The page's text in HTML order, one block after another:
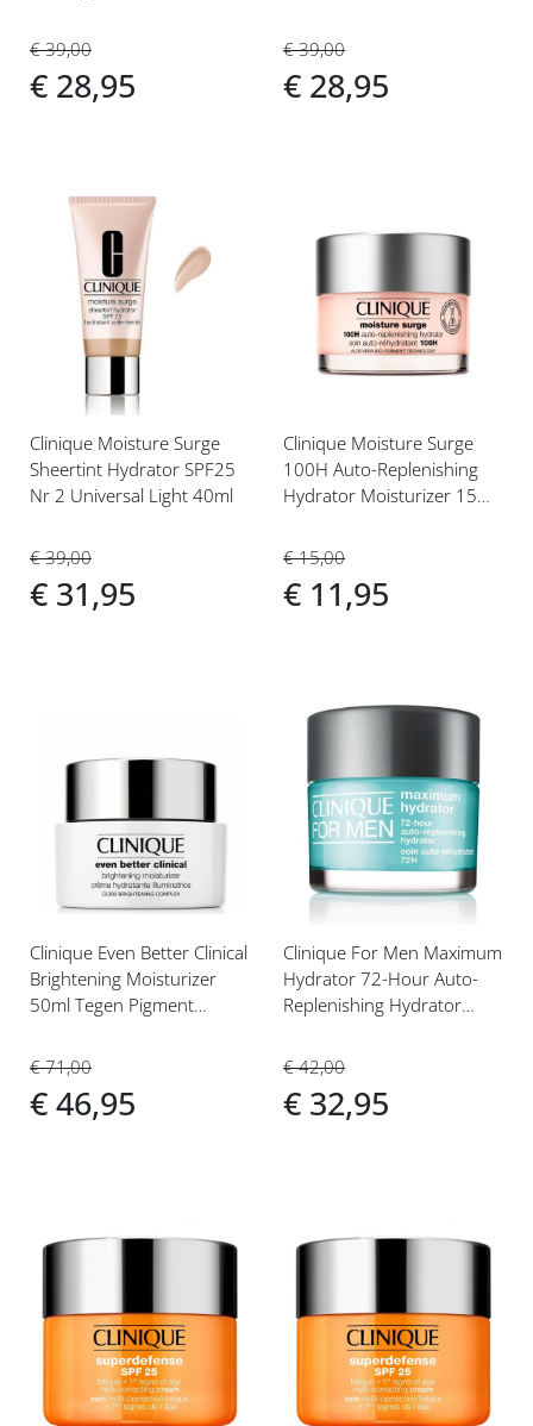
€ 39,00
€ 28,95
€ 39,00
€ 28,95
Voeg
toe
aan
verlanglijst
Clinique Moisture Surge
Sheertint Hydrator SPF25
Nr 2 Universal Light 40ml
€ 39,00
€ 31,95
aan
verlanglijst
Clinique Moisture Surge
100H Auto-Replenishing
Hydrator Moisturizer 15ml
€ 15,00
€ 11,95
Voeg
verlanglijst
Clinique Even Better Clinical
Brightening Moisturizer
50ml Tegen Pigment
€ 71,00
€ 46,95
toe
aan
verlanglijst
Clinique For Men Maximum
Hydrator 72-Hour Auto-
Replenishing Hydrator
€ 42,00
€ 32,95
aan
verlanglijst
aan
verlanglijst